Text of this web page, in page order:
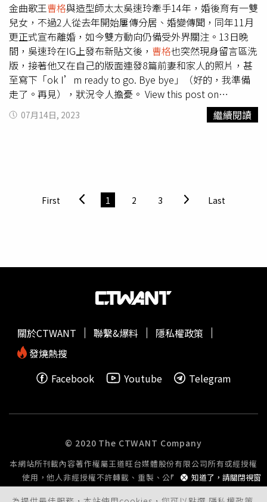
金曲歌王曹格與造型師太太吳速玲牽手14年，婚後育有一雙
兒女，不過2人從去年開始屢傳分居、婚變傳聞，同年11月
更正式宣布離婚，如今雙方動向仍備受外界關注。13日晚
間，吳速玲在IG上發布新貼文後， 曹格也突然現身留言區洗
版，接著他又在自己的版面連發8篇前妻和家人的照片，甚
至寫下「ok I’m ready to go. Bye bye」（好的，我準備
走了。再見），狀況令人擔憂。 View this post on
Instagram A post shared by 吳速玲 Shuling Wu
(@5400wu)吳速玲13日晚間在Instagram上為品牌產品做宣
看我都硬蹲下跟他合照了」。不料沒過多久，
曹格
就突然在
該篇貼文底下洗版，先是分別對陳劭翔及吳速玲的留言按
何回覆？」 View this post on Instagram A post shared by
Instagram A post shared by曹格Gary Chaw
(@supergarychaw)沒想到事情還沒落幕，
瘋狂PO出自己、前妻和家人的照片，並用英文或簡體字寫
下，「我生命中最美好的時刻……到目前為止」、「希望下
感受」、「結婚日！說的台詞、承諾、保證，都廢了！」，
bye」（好的，我準備好出發了。再見），「亂七八招
了……但還是愛她。傻傻的被罵，被笑，被恐嚇，但也傻傻
的把爽。」此外，他還在限時動態中大罵bxxch，甚至還對
網友爆粗口，聲稱自己根本沒喝醉，「你懂我的痛嗎？不要
自以為什麼都懂，小朋友……」據悉，曹格曾在去年受訪時
07月14日, 2023 繼續閱讀
First 1 2 3 Last
知道了，請關閉視窗
關於CTWANT 聯繫&爆料
隱私權政策
發燒熱搜
Facebook
Youtube Telegram
© 2020 The CTWANT Company
本網站所刊載內容著作權屬王道旺台媒體股份有限公司所有或經授權
使用，他人非經授權不許轉載、重製、公開播送或公開傳輸。